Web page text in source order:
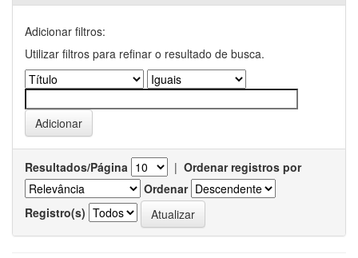
Adicionar filtros:
Utilizar filtros para refinar o resultado de busca.
Resultados/Página | Ordenar registros por
Ordenar
Registro(s)